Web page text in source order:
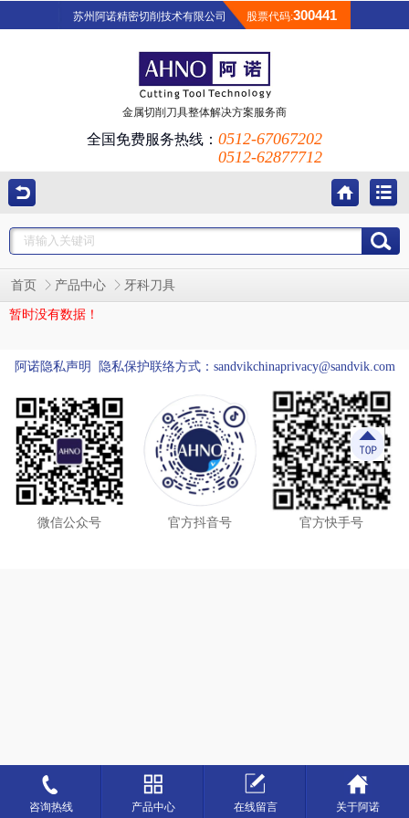
苏州阿诺精密切削技术有限公司 股票代码:300441
金属切削刀具整体解决方案服务商
全国免费服务热线： 0512-67067202
0512-62877712
首页 产品中心 牙科刀具
暂时没有数据！
阿诺隐私声明 隐私保护联络方式：sandvikchinaprivacy@sandvik.com
微信公众号 官方抖音号 官方快手号
咨询热线 产品中心 在线留言 关于阿诺